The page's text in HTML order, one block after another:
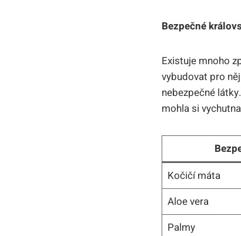
Bezpečné
Existuje mnoho
vybudovat pro
nebezpečné
mohla si
Kočičí máta
Aloe vera
Palmy